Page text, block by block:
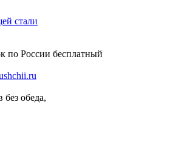
стали
по России бесплатный
без обеда,